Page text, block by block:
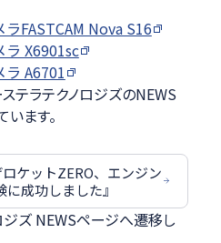
FASTCAM Nova S16
X6901sc
A6701
テラテクノロジズのNEWS
ます。
ケットZERO、エンジン
成功しました』
ズ NEWSページへ遷移し